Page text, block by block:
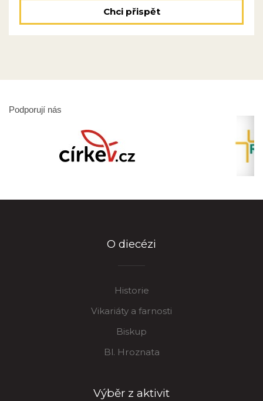
Chci přispět
Podporují nás
O diecézi
Historie
Vikariáty a farnosti
Biskup
Bl. Hroznata
Výběr z aktivit